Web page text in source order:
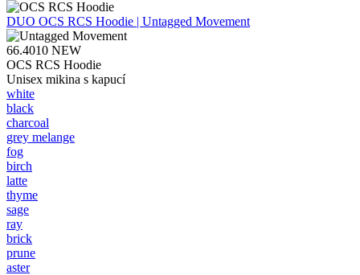
DUO OCS RCS Hoodie | Untagged Movement
66.4010 NEW
OCS RCS Hoodie
Unisex mikina s kapucí
white
black
charcoal
grey melange
fog
birch
latte
thyme
sage
ray
brick
prune
aster